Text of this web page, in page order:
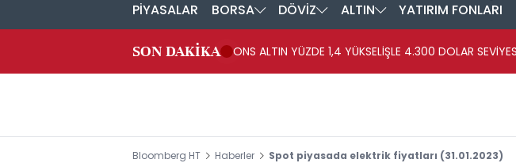
PİYASALAR BORSA DÖVİZ ALTIN YATIRIM FONLARI
SON DAKİKA ONS ALTIN YÜZDE 1,4 YÜKSELİŞLE 4.300 DOLAR
Bloomberg HT Haberler Spot piyasada elektrik fiyatları (31.01.2023)